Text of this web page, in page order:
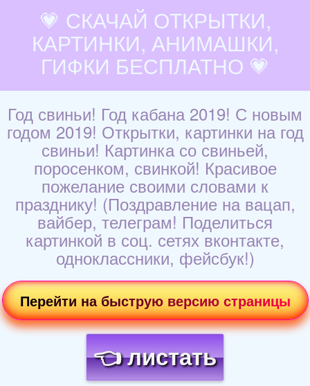
💗 СКАЧАЙ ОТКРЫТКИ,
КАРТИНКИ, АНИМАШКИ,
ГИФКИ БЕСПЛАТНО 💗
Год свиньи! Год кабана 2019! С новым
годом 2019! Открытки, картинки на год
свиньи! Картинка со свиньей,
поросенком, свинкой! Красивое
пожелание своими словами к
празднику! (Поздравление на вацап,
вайбер, телеграм! Поделиться
картинкой в соц. сетях вконтакте,
одноклассники, фейсбук!)
Перейти на быструю версию страницы
👈 листать